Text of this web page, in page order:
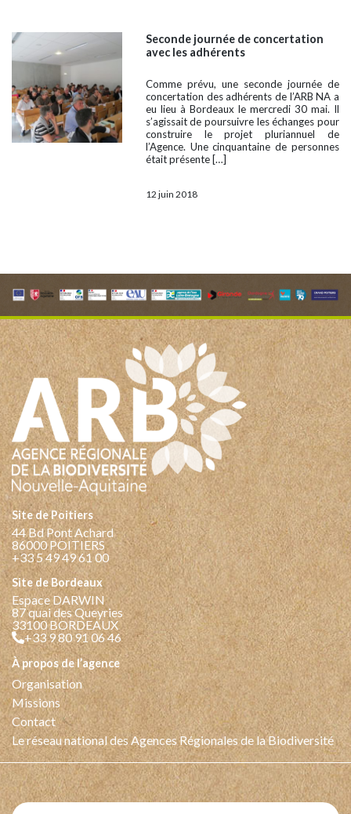
Seconde journée de concertation
avec les adhérents
Comme prévu, une seconde journée de
concertation des adhérents de l’ARB NA a
eu lieu à Bordeaux le mercredi 30 mai. Il
s’agissait de poursuivre les échanges pour
construire le projet pluriannuel de
l’Agence. Une cinquantaine de personnes
était présente […]
12 juin 2018
Site de Poitiers
44 Bd Pont Achard
86000 POITIERS
+33 5 49 49 61 00
Site de Bordeaux
Espace DARWIN
87 quai des Queyries
33100 BORDEAUX
+33 9 80 91 06 46
à propos de l’agence
Organisation
Missions
Contact
Le réseau national des Agences Régionales de la Biodiversité